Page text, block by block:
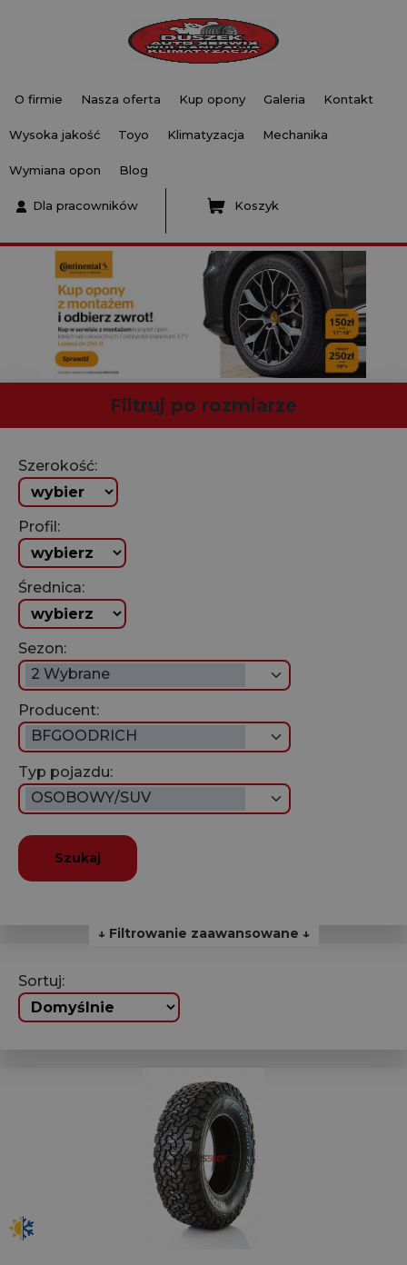
O firmie Nasza oferta Kup opony Galeria Kontakt
Wysoka jakość Toyo Klimatyzacja Mechanika
Wymiana opon Blog
Dla pracowników Koszyk
Filtruj po rozmiarze
Szerokość:
Profil:
Średnica:
Sezon:
2 Wybrane
Producent:
BFGOODRICH
Typ pojazdu:
OSOBOWY/SUV
Szukaj
↓ Filtrowanie zaawansowane ↓
Sortuj: